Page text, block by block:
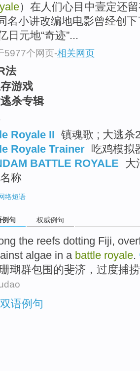
）在人们心目中壹定还
名小讲改编地电影曾经创
日元地“奇迹”...
5977个网页-相关网页
法
游戏
杀专辑
Royale II 镇魂歌 ; 大逃杀
Royale Trainer 吃鸡模拟
BATTLE ROYALE 大
称
络短语
例句 权威例句
the reefs dotting Fiji,
algae in a battle royale.
瑚群包围的斐济 ， 过度捕捞
语例句